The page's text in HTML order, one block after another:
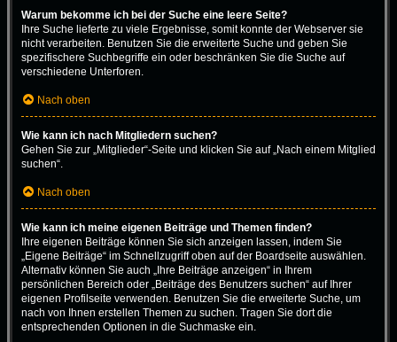
Warum bekomme ich bei der Suche eine leere Seite?
Ihre Suche lieferte zu viele Ergebnisse, somit konnte der Webserver sie
nicht verarbeiten. Benutzen Sie die erweiterte Suche und geben Sie
spezifischere Suchbegriffe ein oder beschränken Sie die Suche auf
verschiedene Unterforen.
Nach oben
Wie kann ich nach Mitgliedern suchen?
Gehen Sie zur „Mitglieder“-Seite und klicken Sie auf „Nach einem Mitglied
suchen“.
Nach oben
Wie kann ich meine eigenen Beiträge und Themen finden?
Ihre eigenen Beiträge können Sie sich anzeigen lassen, indem Sie
„Eigene Beiträge“ im Schnellzugriff oben auf der Boardseite auswählen.
Alternativ können Sie auch „Ihre Beiträge anzeigen“ in Ihrem
persönlichen Bereich oder „Beiträge des Benutzers suchen“ auf Ihrer
eigenen Profilseite verwenden. Benutzen Sie die erweiterte Suche, um
nach von Ihnen erstellen Themen zu suchen. Tragen Sie dort die
entsprechenden Optionen in die Suchmaske ein.